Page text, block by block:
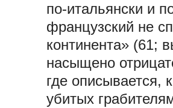
по-итальянски и
французский не
континента» (61;
насыщено
где описывается,
убитых